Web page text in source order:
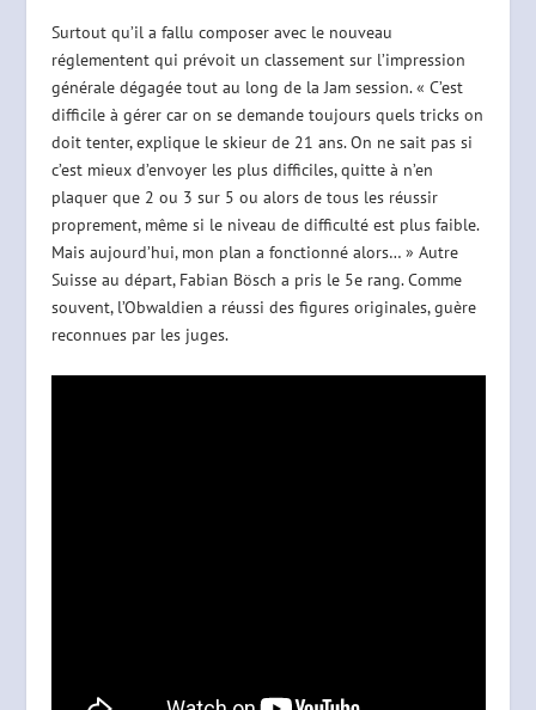
Surtout qu’il a fallu composer avec le nouveau
réglementent qui prévoit un classement sur l’impression
générale dégagée tout au long de la Jam session. « C’est
difficile à gérer car on se demande toujours quels tricks on
doit tenter, explique le skieur de 21 ans. On ne sait pas si
c’est mieux d’envoyer les plus difficiles, quitte à n’en
plaquer que 2 ou 3 sur 5 ou alors de tous les réussir
proprement, même si le niveau de difficulté est plus faible.
Mais aujourd’hui, mon plan a fonctionné alors… » Autre
Suisse au départ, Fabian Bösch a pris le 5e rang. Comme
souvent, l’Obwaldien a réussi des figures originales, guère
reconnues par les juges.